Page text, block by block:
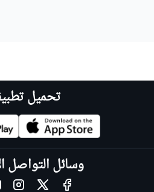
تحميل
وسائل التواصل